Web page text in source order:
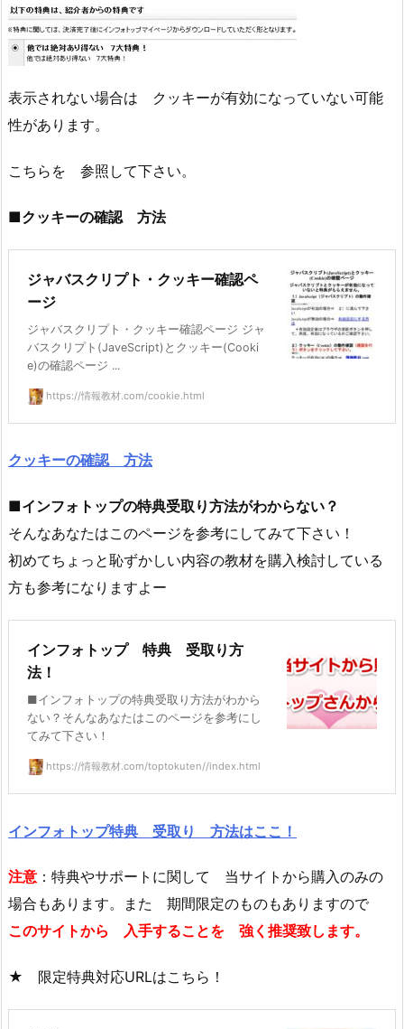
表示されない場合は クッキーが有効になっていない可能
性があります。
こちらを 参照して下さい。
■クッキーの確認 方法
ジャバスクリプト・クッキー確認ペ
ージ
ジャバスクリプト・クッキー確認ページ ジャ
バスクリプト(JaveScript)とクッキー(Cooki
e)の確認ページ ...
https://情報教材.com/cookie.html
クッキーの確認 方法
■インフォトップの特典受取り方法がわからない？
そんなあなたはこのページを参考にしてみて下さい！
初めてちょっと恥ずかしい内容の教材を購入検討している
方も参考になりますよー
インフォトップ 特典 受取り方
法！
■インフォトップの特典受取り方法がわから
ない？そんなあなたはこのページを参考にし
てみて下さい！
https://情報教材.com/toptokuten//index.html
インフォトップ特典 受取り 方法はここ！
注意 ：特典やサポートに関して 当サイトから購入のみの
場合もあります。また 期間限定のものもありますので
このサイトから 入手することを 強く推奨致します。
★ 限定特典対応URLはこちら！